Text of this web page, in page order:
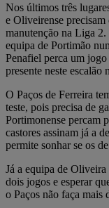
Nos últimos três
e Oliveirense precisam
manutenção na Liga
equipa de Portimão
Penafiel perca um
presente neste escalão
O Paços de Ferreira
teste, pois precisa de
Portimonense percam
castores assinam já a
permite sonhar se os
Já a equipa de
dois jogos e esperar
o Paços não faça mais